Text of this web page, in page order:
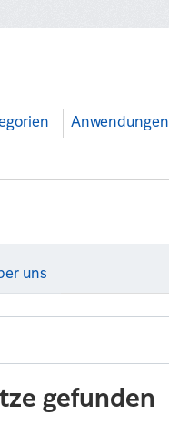
Anwendungen
uns
gefunden